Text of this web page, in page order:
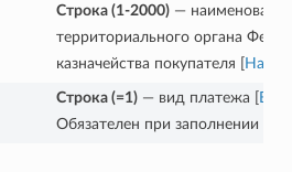
Строка (1-2000)— наименование
территориального органа
казначейства покупателя [
Строка (=1)— вид платежа [
Обязателен при заполнении [